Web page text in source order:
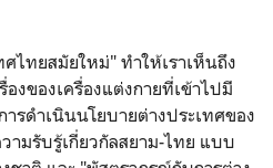
ไทยสมัยใหม่" ทำให้เราเห็นถึง
งของเครื่องแต่งกายที่เข้าไปมี
รดำเนินนโยบายต่างประเทศของ
ามรับรู้เกี่ยวกัลสยาม-ไทย แบบ